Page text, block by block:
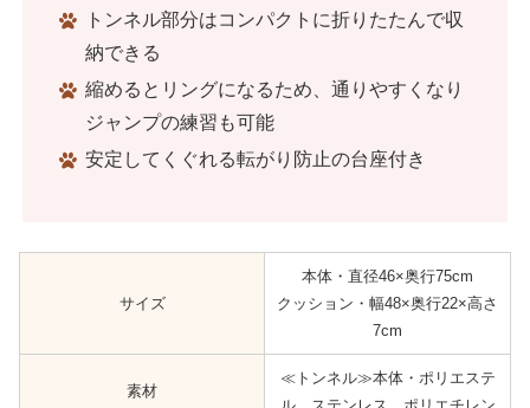
トンネル部分はコンパクトに折りたたんで収
納できる
縮めるとリングになるため、通りやすくなり
ジャンプの練習も可能
安定してくぐれる転がり防止の台座付き
サイズ
本体・直径46×奥行75cm
クッション・幅48×奥行22×高さ
7cm
素材
≪トンネル≫本体・ポリエステ